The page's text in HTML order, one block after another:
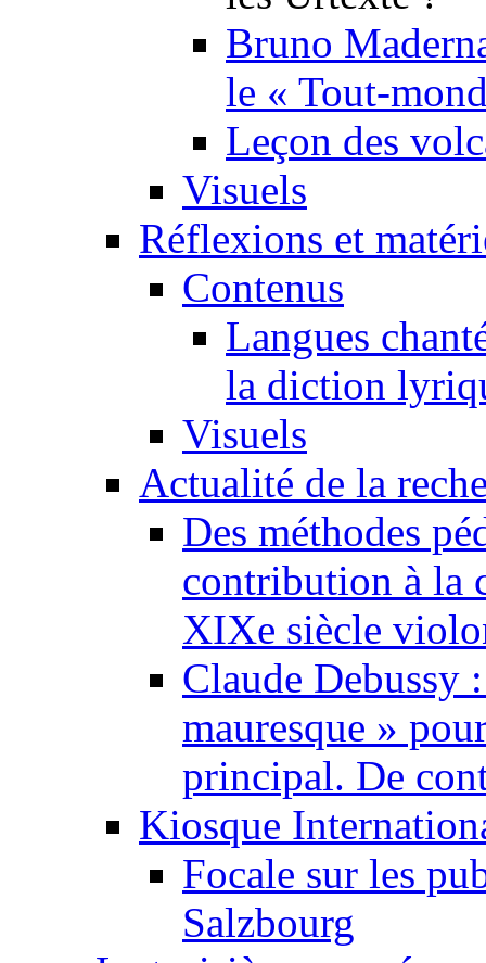
Bruno
le « Tout-
Leçon des
Visuels
Réflexions et
Contenus
Langues
la diction
Visuels
Actualité de la
Des méthodes
contribution à la
XIXe siècle
Claude Debussy
mauresque »
principal. De
Kiosque
Focale sur les
Salzbourg